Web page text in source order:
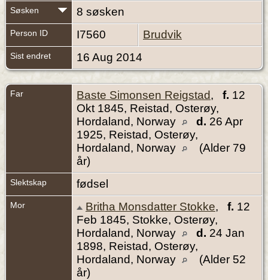
Søsken 8 søsken
Person ID I7560 Brudvik
Sist endret 16 Aug 2014
Far Baste Simonsen Reigstad, f. 12
Okt 1845, Reistad, Osterøy,
Hordaland, Norway
d. 26 Apr
1925, Reistad, Osterøy,
Hordaland, Norway
(Alder 79
år)
Slektskap fødsel
Mor Britha Monsdatter Stokke, f. 12
Feb 1845, Stokke, Osterøy,
Hordaland, Norway
d. 24 Jan
1898, Reistad, Osterøy,
Hordaland, Norway
(Alder 52
år)